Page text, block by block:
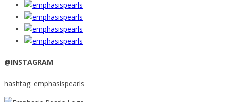
@INSTAGRAM
hashtag: emphasispearls